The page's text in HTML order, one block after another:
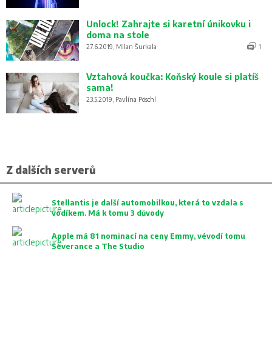
Unlock! Zahrajte si karetní únikovku i
doma na stole
27.6.2019, Milan Šurkala 1
Vztahová koučka: Koňský koule si platíš
sama!
23.5.2019, Pavlína Pöschl
Z dalších serverů
Stellantis je další automobilkou, která to vzdala s
vodíkem. Má k tomu 3 důvody
Apple má 81 nominací na ceny Emmy, vévodí tomu
Severance a The Studio